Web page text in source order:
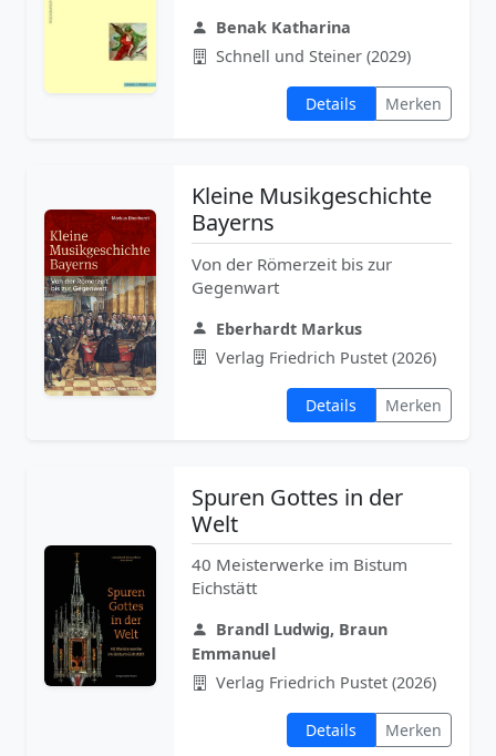
Benak Katharina
Schnell und Steiner (2029)
Details Merken
Kleine Musikgeschichte
Bayerns
Von der Römerzeit bis zur
Gegenwart
Eberhardt Markus
Verlag Friedrich Pustet (2026)
Details Merken
Spuren Gottes in der
Welt
40 Meisterwerke im Bistum
Eichstätt
Brandl Ludwig, Braun
Emmanuel
Verlag Friedrich Pustet (2026)
Details Merken